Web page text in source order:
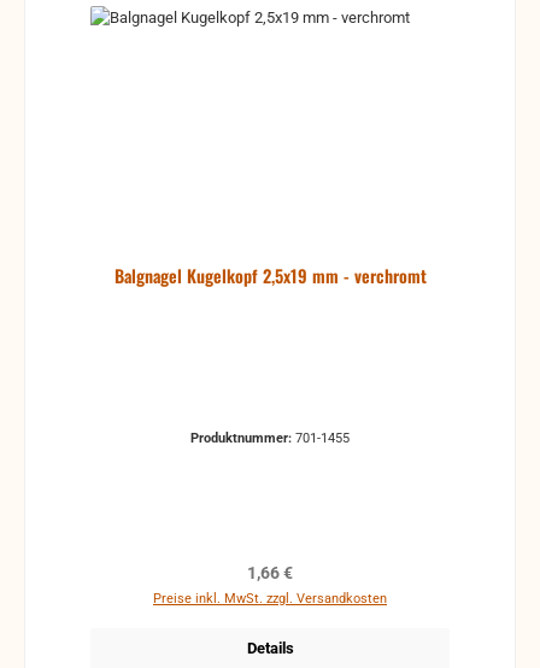
Balgnagel Kugelkopf 2,5x19 mm - verchromt
Produktnummer: 701-1455
Regulärer Preis:
1,66 €
Preise inkl. MwSt. zzgl. Versandkosten
Details